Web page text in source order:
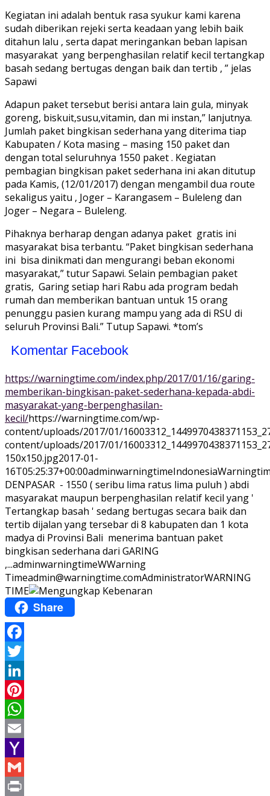
Kegiatan ini adalah bentuk rasa syukur kami karena
sudah diberikan rejeki serta keadaan yang lebih baik
ditahun lalu , serta dapat meringankan beban lapisan
masyarakat yang berpenghasilan relatif kecil tertangkap
basah sedang bertugas dengan baik dan tertib , ” jelas
Sapawi
Adapun paket tersebut berisi antara lain gula, minyak
goreng, biskuit,susu,vitamin, dan mi instan,” lanjutnya.
Jumlah paket bingkisan sederhana yang diterima tiap
Kabupaten / Kota masing – masing 150 paket dan
dengan total seluruhnya 1550 paket . Kegiatan
pembagian bingkisan paket sederhana ini akan ditutup
pada Kamis, (12/01/2017) dengan mengambil dua route
sekaligus yaitu , Joger – Karangasem – Buleleng dan
Joger – Negara – Buleleng.
Pihaknya berharap dengan adanya paket gratis ini
masyarakat bisa terbantu. “Paket bingkisan sederhana
ini bisa dinikmati dan mengurangi beban ekonomi
masyarakat,” tutur Sapawi. Selain pembagian paket
gratis, Garing setiap hari Rabu ada program bedah
rumah dan memberikan bantuan untuk 15 orang
penunggu pasien kurang mampu yang ada di RSU di
seluruh Provinsi Bali.” Tutup Sapawi. *tom’s
Komentar Facebook
https://warningtime.com/index.php/2017/01/16/garing-
memberikan-bingkisan-paket-sederhana-kepada-abdi-
masyarakat-yang-berpenghasilan-
kecil/https://warningtime.com/wp-
content/uploads/2017/01/
content/uploads/2017/01/
150x150.jpg2017-01-
16T05:25:37+00:00adminwarningtimeIndonesia
DENPASAR - 1550 ( seribu lima ratus lima puluh ) abdi
masyarakat maupun berpenghasilan relatif kecil yang '
Tertangkap basah ' sedang bertugas secara baik dan
tertib dijalan yang tersebar di 8 kabupaten dan 1 kota
madya di Provinsi Bali menerima bantuan paket
bingkisan sederhana dari GARING
,...adminwarningtimeWWarning
Timeadmin@warningtime.comAdministratorWARNING
TIME
Share
Facebook
Twitter
LinkedIn
Pinterest
WhatsApp
Email
Yahoo
Mail
Gmail